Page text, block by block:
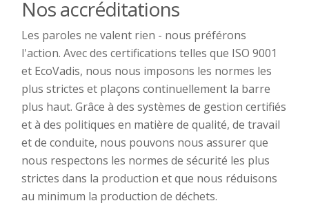
Nos accréditations
Les paroles ne valent rien - nous préférons
l'action. Avec des certifications telles que ISO 9001
et EcoVadis, nous nous imposons les normes les
plus strictes et plaçons continuellement la barre
plus haut. Grâce à des systèmes de gestion certifiés
et à des politiques en matière de qualité, de travail
et de conduite, nous pouvons nous assurer que
nous respectons les normes de sécurité les plus
strictes dans la production et que nous réduisons
au minimum la production de déchets.